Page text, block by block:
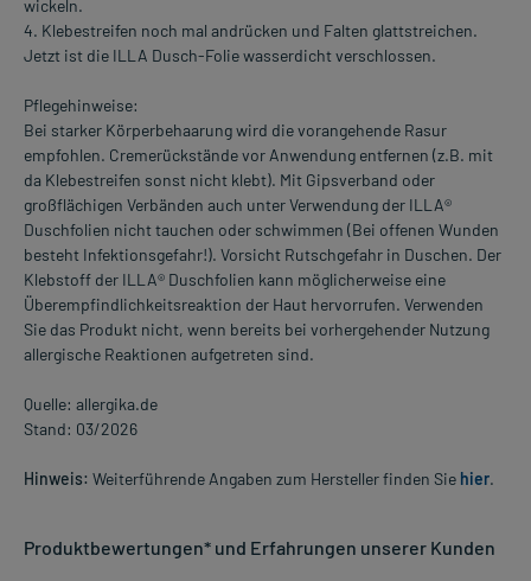
wickeln.
4. Klebestreifen noch mal andrücken und Falten glattstreichen.
Jetzt ist die ILLA Dusch-Folie wasserdicht verschlossen.
Pflegehinweise:
Bei starker Körperbehaarung wird die vorangehende Rasur
empfohlen. Cremerückstände vor Anwendung entfernen (z.B. mit
da Klebestreifen sonst nicht klebt). Mit Gipsverband oder
großflächigen Verbänden auch unter Verwendung der ILLA®
Duschfolien nicht tauchen oder schwimmen (Bei offenen Wunden
besteht Infektionsgefahr!). Vorsicht Rutschgefahr in Duschen. Der
Klebstoff der ILLA® Duschfolien kann möglicherweise eine
Überempfindlichkeitsreaktion der Haut hervorrufen. Verwenden
Sie das Produkt nicht, wenn bereits bei vorhergehender Nutzung
allergische Reaktionen aufgetreten sind.
Quelle: allergika.de
Stand: 03/2026
Hinweis: Weiterführende Angaben zum Hersteller finden Sie hier.
Produktbewertungen* und Erfahrungen unserer Kunden